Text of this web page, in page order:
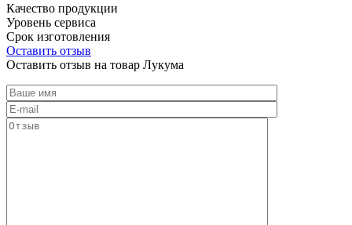
Качество продукции
Уровень сервиса
Срок изготовления
Оставить отзыв
Оставить отзыв на товар Лукума